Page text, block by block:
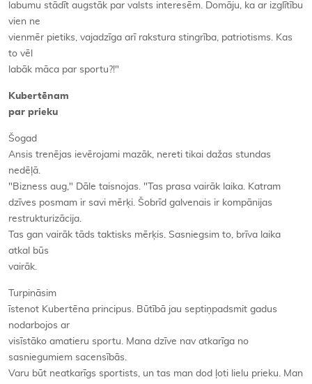
labumu stādīt augstāk par valsts interesēm. Domāju, ka ar izglītību
vien ne
vienmēr pietiks, vajadzīga arī rakstura stingrība, patriotisms. Kas
to vēl
labāk māca par sportu?!"
Kubertēnam
par prieku
Šogad
Ansis trenējas ievērojami mazāk, nereti tikai dažas stundas
nedēļā.
"Bizness aug," Dāle taisnojas. "Tas prasa vairāk laika. Katram
dzīves posmam ir savi mērķi. Šobrīd galvenais ir kompānijas
restrukturizācija.
Tas gan vairāk tāds taktisks mērķis. Sasniegsim to, brīva laika
atkal būs
vairāk.
Turpināsim
īstenot Kubertēna principus. Būtībā jau septiņpadsmit gadus
nodarbojos ar
visīstāko amatieru sportu. Mana dzīve nav atkarīga no
sasniegumiem sacensībās.
Varu būt neatkarīgs sportists, un tas man dod ļoti lielu prieku. Man